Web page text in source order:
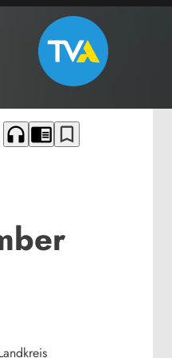
headphones chrome_reader_mode bookmark_border